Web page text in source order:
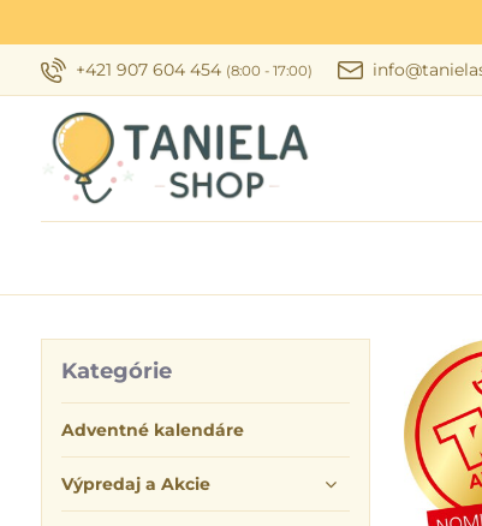
+421 907 604 454 (8:00 - 17:00)
Kategórie
Adventné kalendáre
Výpredaj a Akcie